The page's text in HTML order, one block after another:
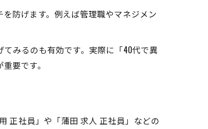
防げます。例えば管理職やマネジメン
みるのも有効です。実際に「40代で異
要です。
正社員」や「蒲田 求人 正社員」などの